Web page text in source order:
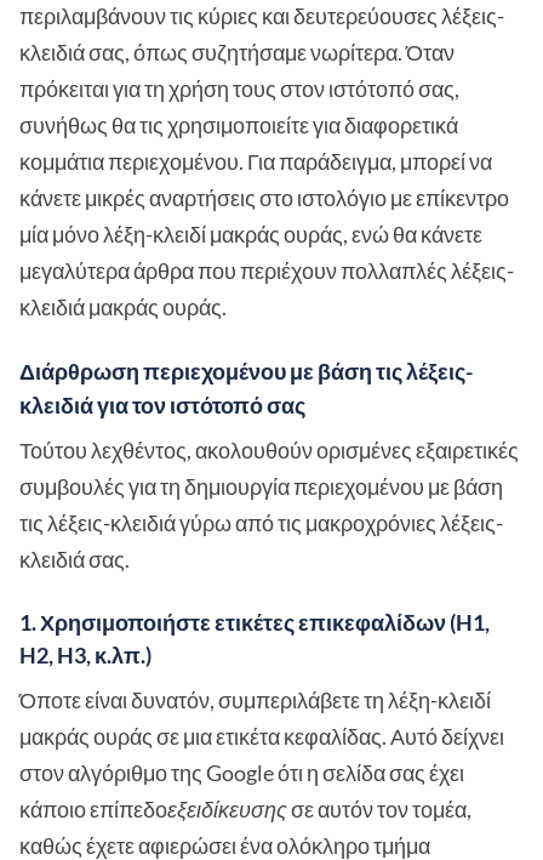
περιλαμβάνουν τις κύριες και δευτερεύουσες λέξεις-
κλειδιά σας, όπως συζητήσαμε νωρίτερα. Όταν
πρόκειται για τη χρήση τους στον ιστότοπό σας,
συνήθως θα τις χρησιμοποιείτε για διαφορετικά
κομμάτια περιεχομένου. Για παράδειγμα, μπορεί να
κάνετε μικρές αναρτήσεις στο ιστολόγιο με επίκεντρο
μία μόνο λέξη-κλειδί μακράς ουράς, ενώ θα κάνετε
μεγαλύτερα άρθρα που περιέχουν πολλαπλές λέξεις-
κλειδιά μακράς ουράς.
Διάρθρωση περιεχομένου με βάση τις λέξεις-
κλειδιά για τον ιστότοπό σας
Τούτου λεχθέντος, ακολουθούν ορισμένες εξαιρετικές
συμβουλές για τη δημιουργία περιεχομένου με βάση
τις λέξεις-κλειδιά γύρω από τις μακροχρόνιες λέξεις-
κλειδιά σας.
1. Χρησιμοποιήστε ετικέτες επικεφαλίδων (H1,
H2, H3, κ.λπ.)
Όποτε είναι δυνατόν, συμπεριλάβετε τη λέξη-κλειδί
μακράς ουράς σε μια ετικέτα κεφαλίδας. Αυτό δείχνει
στον αλγόριθμο της Google ότι η σελίδα σας έχει
κάποιο επίπεδοεξειδίκευσηςσε αυτόν τον τομέα,
καθώς έχετε αφιερώσει ένα ολόκληρο τμήμα